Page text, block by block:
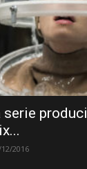
serie
2016